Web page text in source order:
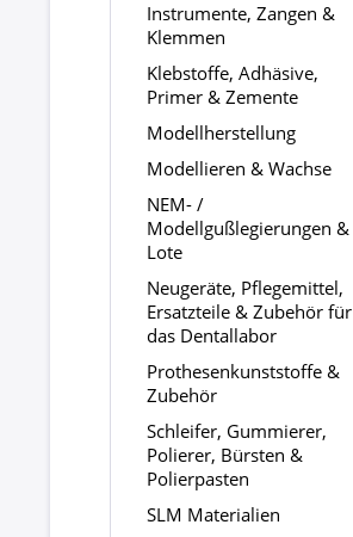
Instrumente, Zangen &
Klemmen
Klebstoffe, Adhäsive,
Primer & Zemente
Modellherstellung
Modellieren & Wachse
NEM- /
Modellgußlegierungen &
Lote
Neugeräte, Pflegemittel,
Ersatzteile & Zubehör für
das Dentallabor
Prothesenkunststoffe &
Zubehör
Schleifer, Gummierer,
Polierer, Bürsten &
Polierpasten
SLM Materialien